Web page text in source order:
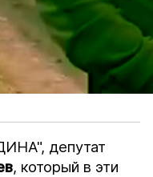
депутат
, который в эти